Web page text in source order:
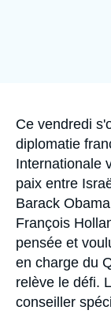
Accroche
Ce vendredi
diplomatie
Internationale
paix entre
Barack
François
pensée et
en charge du
relève le défi.
conseiller